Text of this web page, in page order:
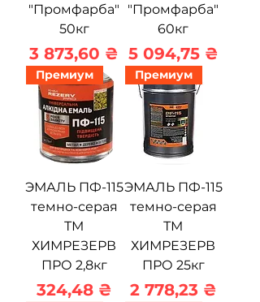
"Промфарба"
50кг
Цена
3 873,60 ₴
"Промфарба"
60кг
Цена
5 094,75 ₴
Премиум
ЭМАЛЬ ПФ-115
темно-серая
ТМ
ХИМРЕЗЕРВ
ПРО 2,8кг
Цена
324,48 ₴
Премиум
ЭМАЛЬ ПФ-115
темно-серая
ТМ
ХИМРЕЗЕРВ
ПРО 25кг
Цена
2 778,23 ₴